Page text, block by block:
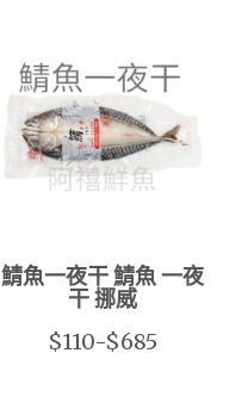
鯖魚一夜干 鯖魚 一夜
干 挪威
$110-$685